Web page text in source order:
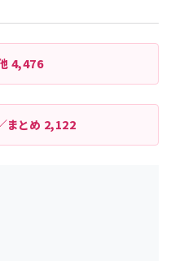
4,476
まとめ 2,122